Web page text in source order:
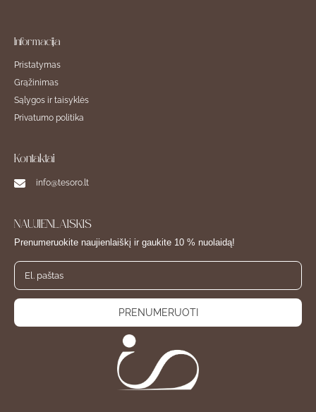
Informacija
Pristatymas
Grąžinimas
Sąlygos ir taisyklės
Privatumo politika
Kontaktai
info@tesoro.lt
NAUJIENLAIŠKIS
Prenumeruokite naujienlaiškį ir gaukite 10 % nuolaidą!
PRENUMERUOTI